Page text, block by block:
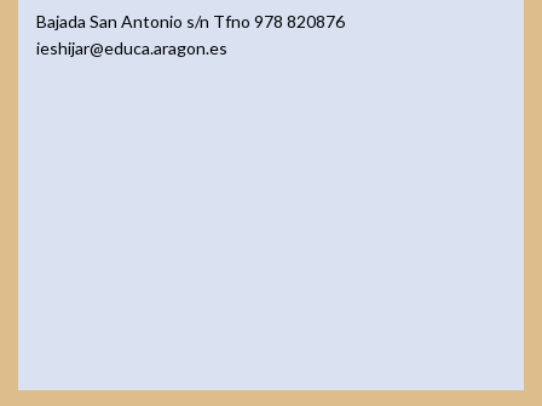
Bajada San Antonio s/n Tfno 978 820876
ieshijar@educa.aragon.es